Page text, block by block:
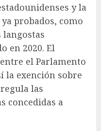
y la
probados, como
langostas
en 2020. El
el Parlamento
la exención sobre
las
concedidas a